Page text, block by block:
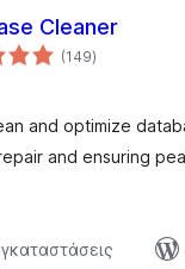
Cleaner
(149αξιολογήσεις
σύνολο
)
and optimize
and ensuring